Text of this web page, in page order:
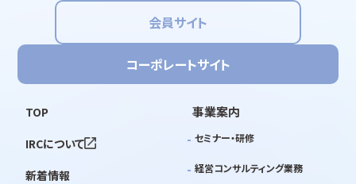
会員サイト
コーポレートサイト
TOP
IRCについて
新着情報
事業案内
セミナー・研修
経営コンサルティング業務